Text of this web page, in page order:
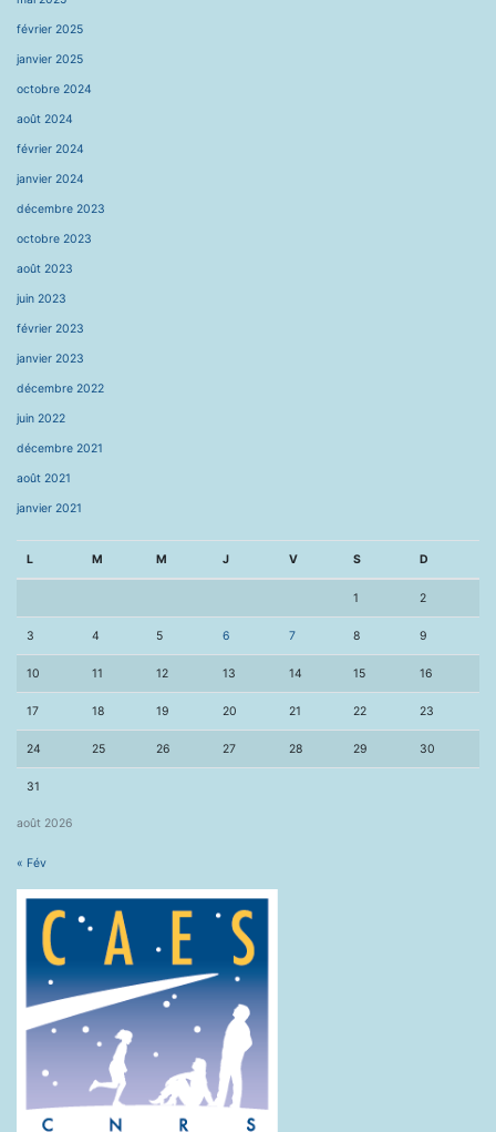
février 2025
janvier 2025
octobre 2024
août 2024
février 2024
janvier 2024
décembre 2023
octobre 2023
août 2023
juin 2023
février 2023
janvier 2023
décembre 2022
juin 2022
décembre 2021
août 2021
janvier 2021
août 2026
L M M J V S D
1 2
3 4 5 6 7 8 9
10 11 12 13 14 15 16
17 18 19 20 21 22 23
24 25 26 27 28 29 30
31
« Fév